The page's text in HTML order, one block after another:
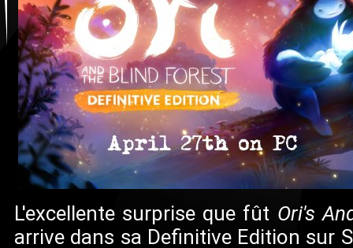
L'excellente surprise que fût Ori's
arrive dans sa Definitive Edition sur